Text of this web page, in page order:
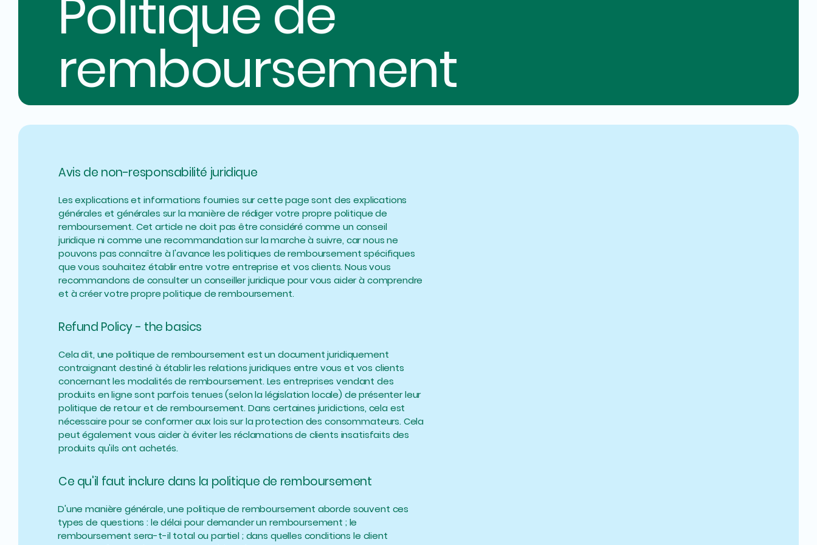
Politique de
remboursement
Avis de non-responsabilité juridique
Les explications et informations fournies sur cette page sont des explications
générales et générales sur la manière de rédiger votre propre politique de
remboursement. Cet article ne doit pas être considéré comme un conseil
juridique ni comme une recommandation sur la marche à suivre, car nous ne
pouvons pas connaître à l'avance les politiques de remboursement spécifiques
que vous souhaitez établir entre votre entreprise et vos clients. Nous vous
recommandons de consulter un conseiller juridique pour vous aider à comprendre
et à créer votre propre politique de remboursement.
Refund Policy - the basics
Cela dit, une politique de remboursement est un document juridiquement
contraignant destiné à établir les relations juridiques entre vous et vos clients
concernant les modalités de remboursement. Les entreprises vendant des
produits en ligne sont parfois tenues (selon la législation locale) de présenter leur
politique de retour et de remboursement. Dans certaines juridictions, cela est
nécessaire pour se conformer aux lois sur la protection des consommateurs. Cela
peut également vous aider à éviter les réclamations de clients insatisfaits des
produits qu'ils ont achetés.
Ce qu'il faut inclure dans la politique de remboursement
D'une manière générale, une politique de remboursement aborde souvent ces
types de questions : le délai pour demander un remboursement ; le
remboursement sera-t-il total ou partiel ; dans quelles conditions le client